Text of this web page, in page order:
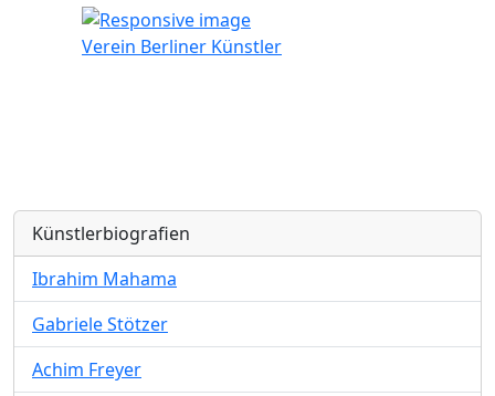
Verein Berliner Künstler
Künstlerbiografien
Ibrahim Mahama
Gabriele Stötzer
Achim Freyer